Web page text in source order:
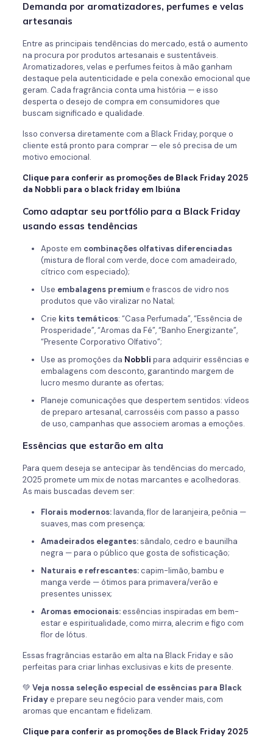
Demanda por aromatizadores, perfumes e velas
artesanais
Entre as principais tendências do mercado, está o aumento
na procura por produtos artesanais e sustentáveis.
Aromatizadores, velas e perfumes feitos à mão ganham
destaque pela autenticidade e pela conexão emocional que
geram. Cada fragrância conta uma história — e isso
desperta o desejo de compra em consumidores que
buscam significado e qualidade.
Isso conversa diretamente com a Black Friday, porque o
cliente está pronto para comprar — ele só precisa de um
motivo emocional.
Clique para conferir as promoções de Black Friday 2025
da Nobbli para o black friday em Ibiúna
Como adaptar seu portfólio para a Black Friday
usando essas tendências
Aposte em combinações olfativas diferenciadas
(mistura de floral com verde, doce com amadeirado,
cítrico com especiado);
Use embalagens premiume frascos de vidro nos
produtos que vão viralizar no Natal;
Crie kits temáticos: “Casa Perfumada”, “Essência de
Prosperidade”, “Aromas da Fé”, “Banho Energizante”,
“Presente Corporativo Olfativo”;
Use as promoções da Nobbli para adquirir essências e
embalagens com desconto, garantindo margem de
lucro mesmo durante as ofertas;
Planeje comunicações que despertem sentidos: vídeos
de preparo artesanal, carrosséis com passo a passo
de uso, campanhas que associem aromas a emoções.
Essências que estarão em alta
Para quem deseja se antecipar às tendências do mercado,
2025 promete um mix de notas marcantes e acolhedoras.
As mais buscadas devem ser:
Florais modernos:lavanda, flor de laranjeira, peônia —
suaves, mas com presença;
Amadeirados elegantes:sândalo, cedro e baunilha
negra — para o público que gosta de sofisticação;
Naturais e refrescantes:capim-limão, bambu e
manga verde — ótimos para primavera/verão e
presentes unissex;
Aromas emocionais:essências inspiradas em bem-
estar e espiritualidade, como mirra, alecrim e figo com
flor de lótus.
Essas fragrâncias estarão em alta na Black Friday e são
perfeitas para criar linhas exclusivas e kits de presente.
💚 Veja nossa seleção especial de essências para Black
Fridaye prepare seu negócio para vender mais, com
aromas que encantam e fidelizam.
Clique para conferir as promoções de Black Friday 2025